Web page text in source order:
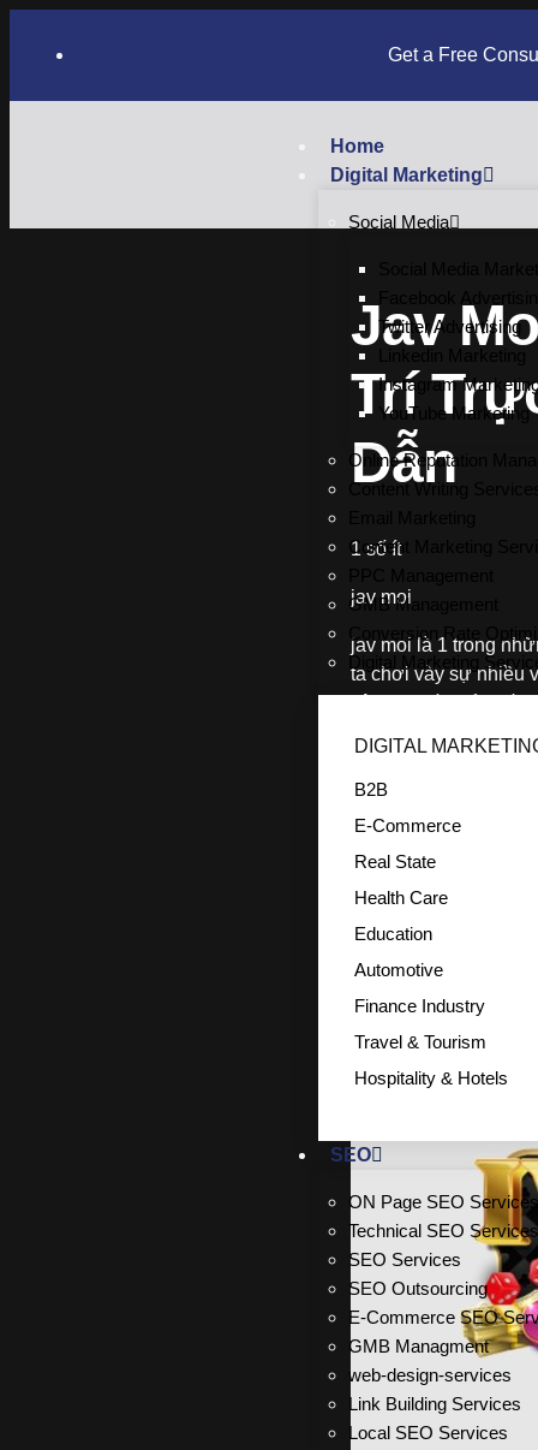
Get a Free
Home
Digital Marketing
Social Media
Twitter Advertising
Instagram
YouTube Marketing
Online Reputation
Content Writing Services
Content Marketing
GMB Management
Conversion Rate
Digital Marketing
DIGITAL
B2B
E-Commerce
Real State
Health Care
Education
Automotive
Finance Industry
Travel & Tourism
Hospitality & Hotels
SEO
ON Page SEO
Technical SEO
SEO Services
SEO Outsourcing
E-Commerce SEO
GMB Managment
web-design-services
Link Building Services
Local SEO Services
Jav
Trí
Dẫn
1 số ít
jav moi
jav moi là 1 trong
ta chơi vày sự nhiều
Trải
Dẫn